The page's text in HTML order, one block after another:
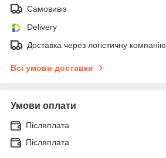
Самовивіз
Delivery
Доставка через логістичну компанію
Всі умови доставки
Умови оплати
Післяплата
Післяплата